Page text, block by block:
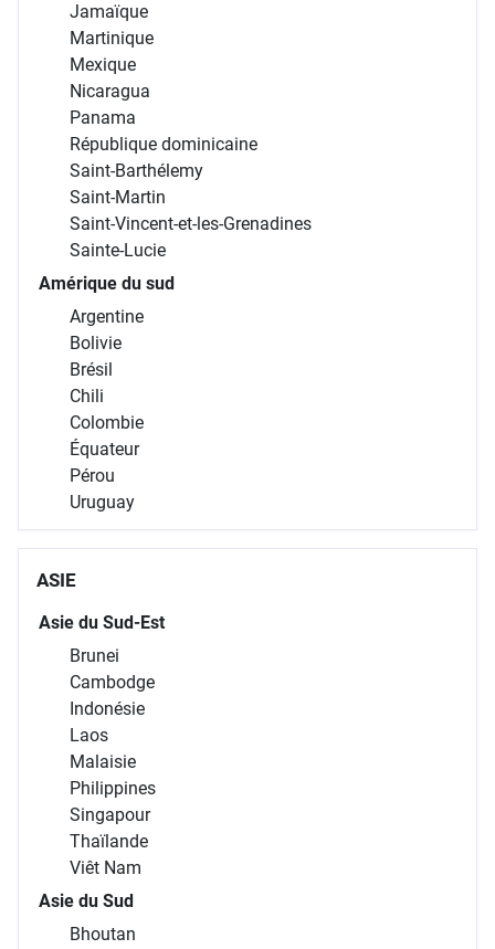
Jamaïque
Martinique
Mexique
Nicaragua
Panama
République dominicaine
Saint-Barthélemy
Saint-Martin
Saint-Vincent-et-les-Grenadines
Sainte-Lucie
Amérique du sud
Argentine
Bolivie
Brésil
Chili
Colombie
Équateur
Pérou
Uruguay
ASIE
Asie du Sud-Est
Brunei
Cambodge
Indonésie
Laos
Malaisie
Philippines
Singapour
Thaïlande
Viêt Nam
Asie du Sud
Bhoutan